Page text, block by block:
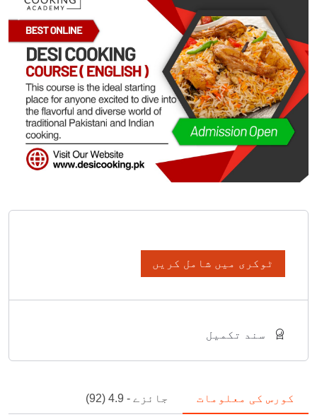
ٹوکری میں شامل کریں
سند تکمیل
کورس کی معلومات جائزے - 4.9 (92)